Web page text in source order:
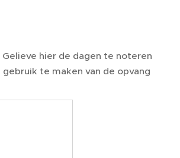
hier de dagen te noteren
te maken van de opvang